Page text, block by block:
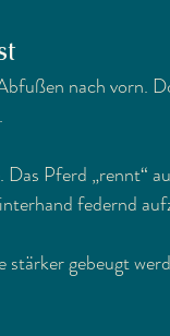
nach vorn.
Pferd „rennt“
federnd
gebeugt